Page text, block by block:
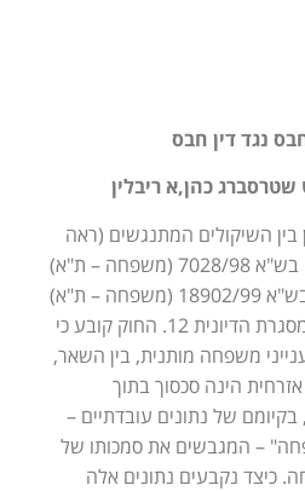
כהן,א ריבלין
בין השיקולים המתנגשים (ראה
פסק דינו של השופט שוחט בש"א 7028/98 (משפחה – ת"א)
ברוך נ' אליה (לא פורסם); בש"א 18902/99 (משפחה – ת"א)
שני נ' שני (לא פורסם)). המסגרת הדיונית 12. החוק קובע כי
משפחה מותנית, בין השאר,
הינה סכסוך בתוך
של נתונים עובדתיים –
– המגבשים את סמכותו של
כיצד נקבעים נתונים אלה